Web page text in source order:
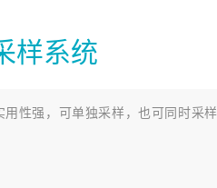
样系统
性强，可单独采样，也可同时采